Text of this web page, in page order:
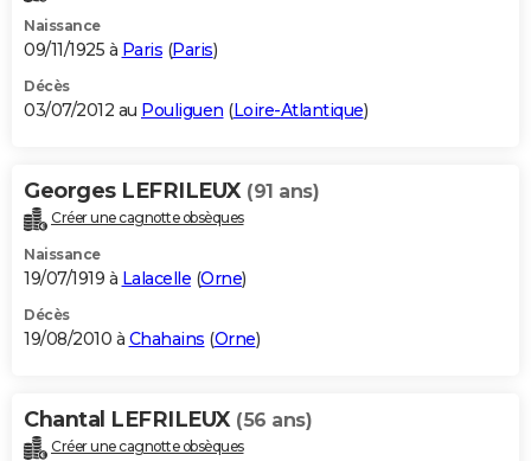
Naissance
09/11/1925 à Paris (Paris)
Décès
03/07/2012 au Pouliguen (Loire-Atlantique)
Georges LEFRILEUX (91 ans)
Créer une cagnotte obsèques
Naissance
19/07/1919 à Lalacelle (Orne)
Décès
19/08/2010 à Chahains (Orne)
Chantal LEFRILEUX (56 ans)
Créer une cagnotte obsèques